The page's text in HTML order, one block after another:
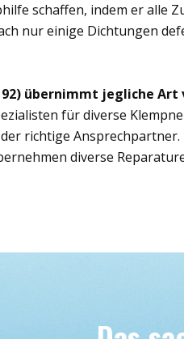
schaffen, indem er alle
nur einige Dichtungen
übernimmt jegliche
für diverse
der richtige
diverse